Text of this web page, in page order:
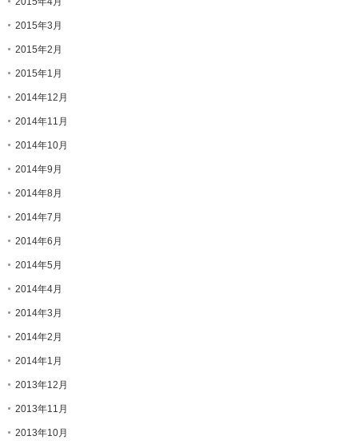
2015年3月
2015年2月
2015年1月
2014年12月
2014年11月
2014年10月
2014年9月
2014年8月
2014年7月
2014年6月
2014年5月
2014年4月
2014年3月
2014年2月
2014年1月
2013年12月
2013年11月
2013年10月